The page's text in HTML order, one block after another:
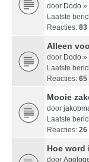
door Dodo »
Laatste
Reacties: 83
Alleen
door Dodo »
Laatste
Reacties: 65
Mooie
door
Laatste
Reacties: 26
Hoe word
door